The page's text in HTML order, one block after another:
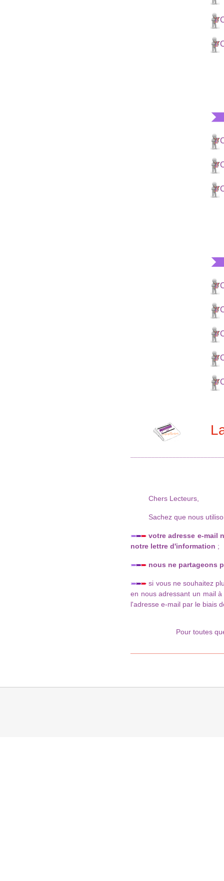
Chers Lecteurs,
Sachez que nous
votre adresse e-mail
notre lettre d'information ;
nous ne partageons
si vous ne souhaitez
en nous adressant un mail à
l'adresse e-mail par le biais
Pour toutes